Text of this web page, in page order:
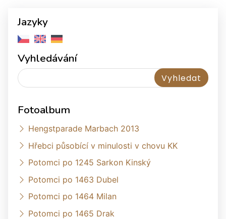
Jazyky
Vyhledávání
Fotoalbum
Hengstparade Marbach 2013
Hřebci působící v minulosti v chovu KK
Potomci po 1245 Sarkon Kinský
Potomci po 1463 Dubel
Potomci po 1464 Milan
Potomci po 1465 Drak